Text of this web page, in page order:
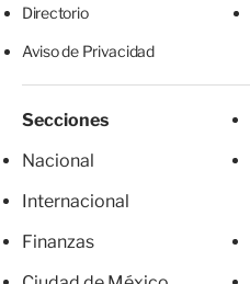
Directorio
Aviso de Privacidad
Secciones
Nacional
Internacional
Finanzas